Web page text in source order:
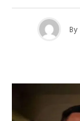
By